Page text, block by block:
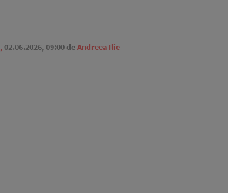
,02.06.2026, 09:00 deAndreea Ilie